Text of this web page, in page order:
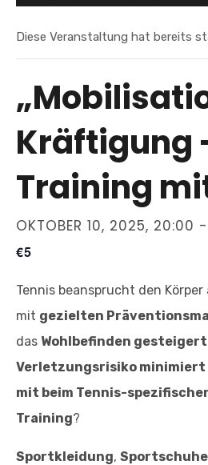
Diese Veranstaltung hat bereits
Kräftigung
Training
OKTOBER 10, 2025, 20:00 -
€5
Tennis beansprucht den
mit gezielten
das Wohlbefinden
Verletzungsrisiko minimiert
mit beim Tennis-
Training?
Sportkleidung, Sportschuhe